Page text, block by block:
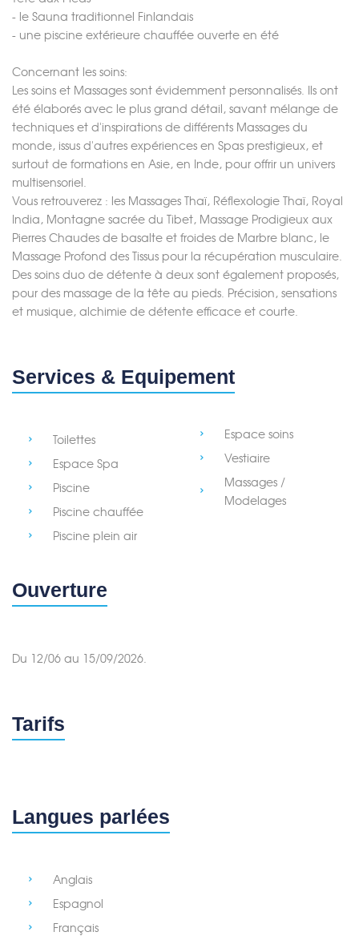
- le Sauna traditionnel Finlandais
- une piscine extérieure chauffée ouverte en été
Concernant les soins:
Les soins et Massages sont évidemment personnalisés. Ils ont
été élaborés avec le plus grand détail, savant mélange de
techniques et d'inspirations de différents Massages du
monde, issus d'autres expériences en Spas prestigieux, et
surtout de formations en Asie, en Inde, pour offrir un univers
multisensoriel.
Vous retrouverez : les Massages Thaï, Réflexologie Thaï, Royal
India, Montagne sacrée du Tibet, Massage Prodigieux aux
Pierres Chaudes de basalte et froides de Marbre blanc, le
Massage Profond des Tissus pour la récupération musculaire.
Des soins duo de détente à deux sont également proposés,
pour des massage de la tête au pieds. Précision, sensations
et musique, alchimie de détente efficace et courte.
Services & Equipement
Toilettes
Espace Spa
Piscine
Piscine chauffée
Piscine plein air
Espace soins
Vestiaire
Massages /
Modelages
Ouverture
Du 12/06 au 15/09/2026.
Tarifs
Langues parlées
Anglais
Espagnol
Français